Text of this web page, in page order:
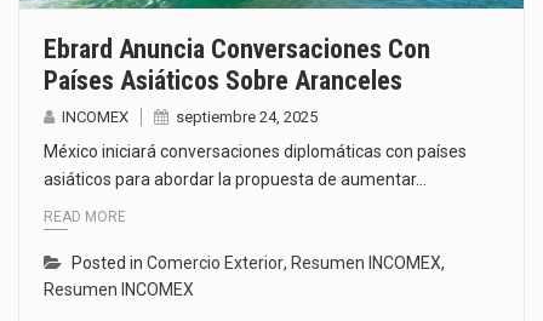
Ebrard Anuncia Conversaciones Con
Países Asiáticos Sobre Aranceles
INCOMEX septiembre 24, 2025
México iniciará conversaciones diplomáticas con países
asiáticos para abordar la propuesta de aumentar…
READ MORE
Posted in Comercio Exterior, Resumen INCOMEX,
Resumen INCOMEX